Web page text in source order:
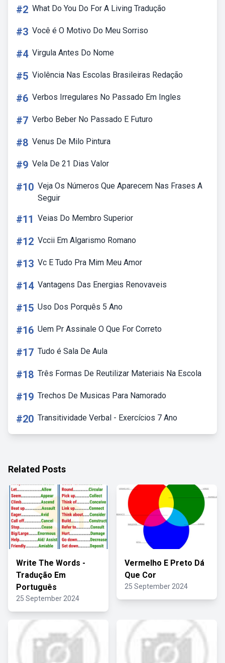
#2 What Do You Do For A Living Tradução
#3 Você é O Motivo Do Meu Sorriso
#4 Virgula Antes Do Nome
#5 Violência Nas Escolas Brasileiras Redação
#6 Verbos Irregulares No Passado Em Ingles
#7 Verbo Beber No Passado E Futuro
#8 Venus De Milo Pintura
#9 Vela De 21 Dias Valor
#10 Veja Os Números Que Aparecem Nas Frases A
Seguir
#11 Veias Do Membro Superior
#12 Vccii Em Algarismo Romano
#13 Vc E Tudo Pra Mim Meu Amor
#14 Vantagens Das Energias Renovaveis
#15 Uso Dos Porquês 5 Ano
#16 Uem Pr Assinale O Que For Correto
#17 Tudo é Sala De Aula
#18 Três Formas De Reutilizar Materiais Na Escola
#19 Trechos De Musicas Para Namorado
#20 Transitividade Verbal - Exercícios 7 Ano
Related Posts
Write The Words -
Tradução Em
Português
25 September 2024
Vermelho E Preto Dá
Que Cor
25 September 2024